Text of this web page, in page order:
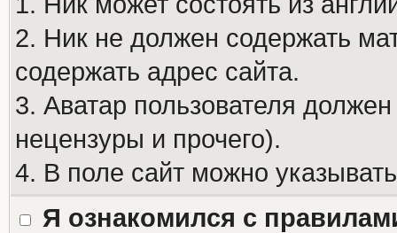
2. Ник не должен содержать
содержать адрес сайта.
3. Аватар пользователя
нецензуры и прочего).
4. В поле сайт можно
Я ознакомился с